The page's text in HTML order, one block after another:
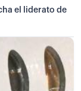
el liderato de